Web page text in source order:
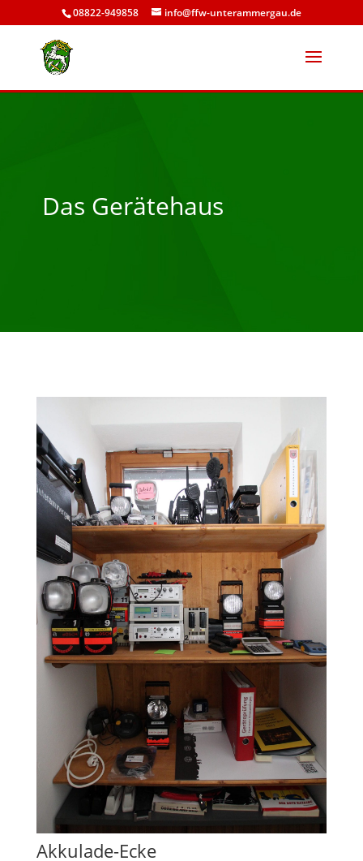
08822-949858 info@ffw-unterammergau.de
Das Gerätehaus
Akkulade-Ecke